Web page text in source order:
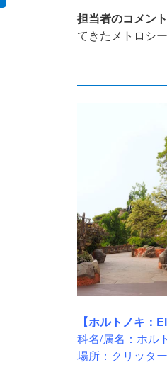
担当者のコメント
てきたメトロシ
【ホルトノキ
科名/属名：ホル
場所：クリッタ